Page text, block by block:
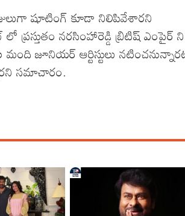
షూటింగ్ కూడా నిలిపివేశారని
నరసింహారెడ్డి బ్రిటిష్ ఎంపైర్ ని
మంది జూనియర్ ఆర్టిస్టులు
సమాచారం.